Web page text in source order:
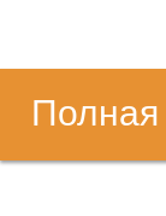
Полная